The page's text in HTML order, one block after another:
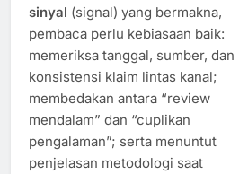
sinyal (signal) yang bermakna,
pembaca perlu kebiasaan baik:
memeriksa tanggal, sumber, dan
konsistensi klaim lintas kanal;
membedakan antara “review
mendalam” dan “cuplikan
pengalaman”; serta menuntut
penjelasan metodologi saat